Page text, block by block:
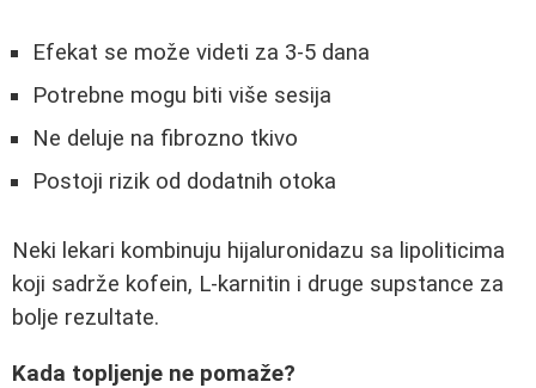
Efekat se može videti za 3-5 dana
Potrebne mogu biti više sesija
Ne deluje na fibrozno tkivo
Postoji rizik od dodatnih otoka
Neki lekari kombinuju hijaluronidazu sa lipoliticima
koji sadrže kofein, L-karnitin i druge supstance za
bolje rezultate.
Kada topljenje ne pomaže?